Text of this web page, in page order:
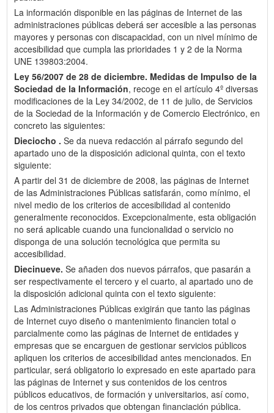
La información disponible en las páginas de Internet de las
administraciones públicas deberá ser accesible a las personas
mayores y personas con discapacidad, con un nivel mínimo de
accesibilidad que cumpla las prioridades 1 y 2 de la Norma
UNE 139803:2004.
Ley 56/2007 de 28 de diciembre. Medidas de Impulso de la
Sociedad de la Información, recoge en el artículo 4º diversas
modificaciones de la Ley 34/2002, de 11 de julio, de Servicios
de la Sociedad de la Información y de Comercio Electrónico, en
concreto las siguientes:
Dieciocho . Se da nueva redacción al párrafo segundo del
apartado uno de la disposición adicional quinta, con el texto
siguiente:
A partir del 31 de diciembre de 2008, las páginas de Internet
de las Administraciones Públicas satisfarán, como mínimo, el
nivel medio de los criterios de accesibilidad al contenido
generalmente reconocidos. Excepcionalmente, esta obligación
no será aplicable cuando una funcionalidad o servicio no
disponga de una solución tecnológica que permita su
accesibilidad.
Diecinueve. Se añaden dos nuevos párrafos, que pasarán a
ser respectivamente el tercero y el cuarto, al apartado uno de
la disposición adicional quinta con el texto siguiente:
Las Administraciones Públicas exigirán que tanto las páginas
de Internet cuyo diseño o mantenimiento financien total o
parcialmente como las páginas de Internet de entidades y
empresas que se encarguen de gestionar servicios públicos
apliquen los criterios de accesibilidad antes mencionados. En
particular, será obligatorio lo expresado en este apartado para
las páginas de Internet y sus contenidos de los centros
públicos educativos, de formación y universitarios, así como,
de los centros privados que obtengan financiación pública.